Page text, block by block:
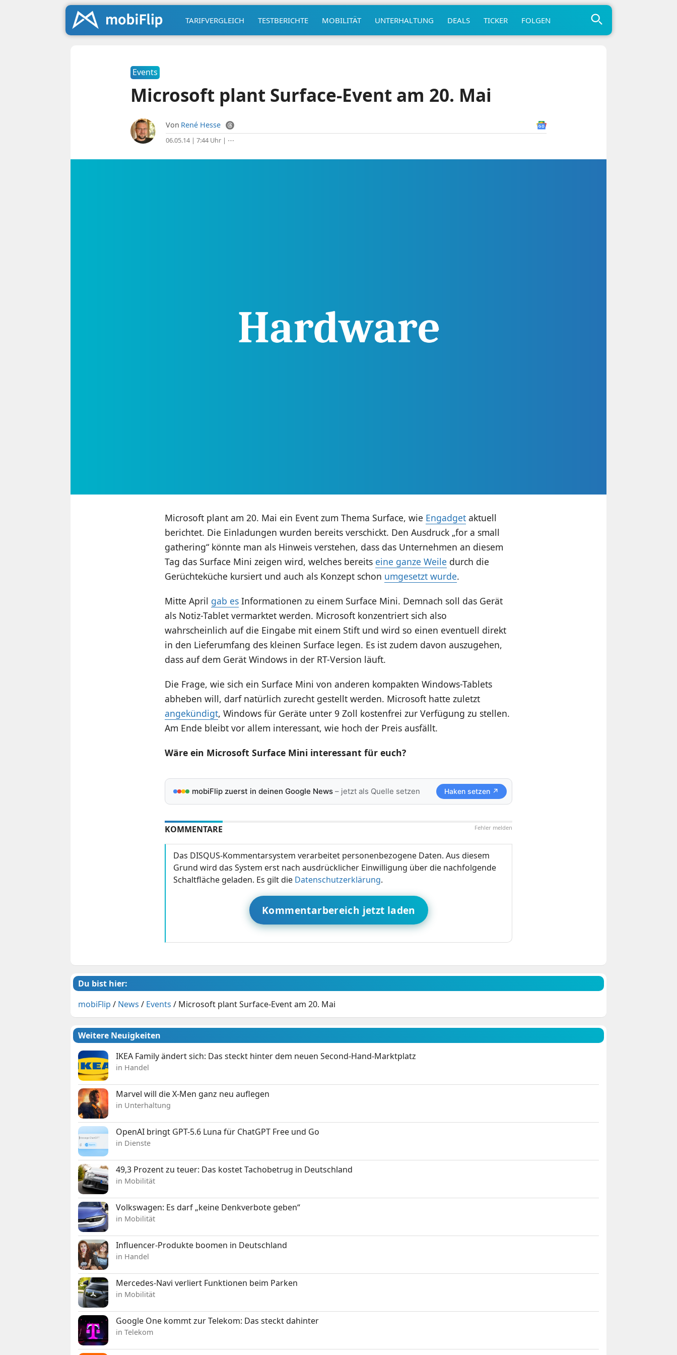
TARIFVERGLEICH TESTBERICHTE MOBILITÄT UNTERHALTUNG DEALS TICKER FOLGEN
Events
Microsoft plant Surface-Event am 20. Mai
Von René Hesse
06.05.14 | 7:44 Uhr| ⋯
Microsoft plant am 20. Mai ein Event zum Thema Surface, wie Engadgetaktuell
berichtet. Die Einladungen wurden bereits verschickt. Den Ausdruck „for a small
gathering“ könnte man als Hinweis verstehen, dass das Unternehmen an diesem
Tag das Surface Mini zeigen wird, welches bereits eine ganze Weile durch die
Gerüchteküche kursiert und auch als Konzept schon umgesetzt wurde.
Mitte April gab esInformationen zu einem Surface Mini. Demnach soll das Gerät
als Notiz-Tablet vermarktet werden. Microsoft konzentriert sich also
wahrscheinlich auf die Eingabe mit einem Stift und wird so einen eventuell direkt
in den Lieferumfang des kleinen Surface legen. Es ist zudem davon auszugehen,
dass auf dem Gerät Windows in der RT-Version läuft.
Die Frage, wie sich ein Surface Mini von anderen kompakten Windows-Tablets
abheben will, darf natürlich zurecht gestellt werden. Microsoft hatte zuletzt
angekündigt, Windows für Geräte unter 9 Zoll kostenfrei zur Verfügung zu stellen.
Am Ende bleibt vor allem interessant, wie hoch der Preis ausfällt.
Wäre ein Microsoft Surface Mini interessant für euch?
mobiFlip zuerst in deinen Google News– jetzt als Quelle setzen Haken setzen ↗
Fehler melden
KOMMENTARE
Das DISQUS-Kommentarsystem verarbeitet personenbezogene Daten. Aus diesem
Grund wird das System erst nach ausdrücklicher Einwilligung über die nachfolgende
Schaltfläche geladen. Es gilt die Datenschutzerklärung.
Kommentarbereich jetzt laden
Du bist hier:
mobiFlip / News / Events / Microsoft plant Surface-Event am 20. Mai
Weitere Neuigkeiten
IKEA Family ändert sich: Das steckt hinter dem neuen Second-Hand-Marktplatz
in Handel
Marvel will die X-Men ganz neu auflegen
in Unterhaltung
OpenAI bringt GPT-5.6 Luna für ChatGPT Free und Go
in Dienste
49,3 Prozent zu teuer: Das kostet Tachobetrug in Deutschland
in Mobilität
Volkswagen: Es darf „keine Denkverbote geben“
in Mobilität
Influencer-Produkte boomen in Deutschland
in Handel
Mercedes-Navi verliert Funktionen beim Parken
in Mobilität
Google One kommt zur Telekom: Das steckt dahinter
in Telekom